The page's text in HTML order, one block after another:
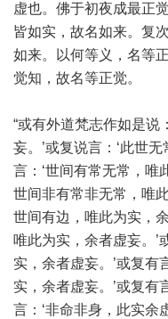
虚也。佛于初夜成最正
皆如实，故名如来。复
如来。以何等义，名等
觉知，故名等正觉。
“或有外道梵志作如是说
妄。’或复说言：‘此世
言：‘世间有常无常，唯
世间非有常非无常，唯
世间有边，唯此为实，
唯此为实，余者虚妄。’
实，余者虚妄。’或复有
实，余者虚妄。’或复有
言：‘非命非身，此实余